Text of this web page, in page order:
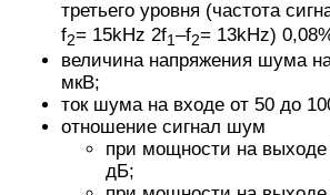
третьего уровня (частота
f2= 15kHz 2f1–f2= 13kHz)
величина напряжения шума
мкВ;
ток шума на входе от 50 до
отношение сигнал шум
при мощности на выходе
дБ;